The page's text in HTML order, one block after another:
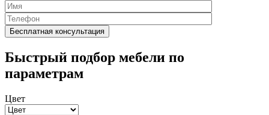
Быстрый подбор мебели по
параметрам
Цвет